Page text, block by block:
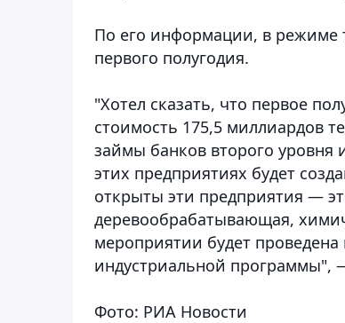
По его информации, в режиме
первого полугодия.
"Хотел сказать, что первое
стоимость 175,5 миллиардов
займы банков второго уровня
этих предприятиях будет
открыты эти предприятия —
деревообрабатывающая,
мероприятии будет
индустриальной
Фото: РИА Новости